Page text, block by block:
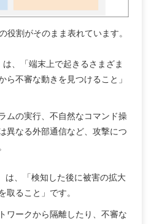
役割がそのまま表れています。
、「端末上で起きるさまざま
ら不審な動きを見つけること」
ムの実行、不自然なコマンド操
異なる外部通信など、攻撃につ
は、「検知した後に被害の拡大
取ること」です。
ワークから隔離したり、不審な